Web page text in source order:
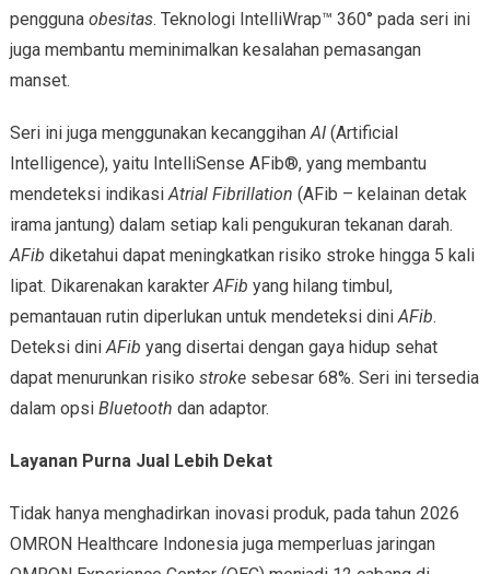
penggunaobesitas. Teknologi IntelliWrap™ 360° pada seri ini
juga membantu meminimalkan kesalahan pemasangan
manset.
Seri ini juga menggunakan kecanggihan AI(Artificial
Intelligence), yaitu IntelliSense AFib®, yang membantu
mendeteksi indikasi Atrial Fibrillation (AFib – kelainan detak
irama jantung) dalam setiap kali pengukuran tekanan darah.
AFib diketahui dapat meningkatkan risiko stroke hingga 5 kali
lipat. Dikarenakan karakter AFib yang hilang timbul,
pemantauan rutin diperlukan untuk mendeteksi dini AFib.
Deteksi dini AFib yang disertai dengan gaya hidup sehat
dapat menurunkan risiko strokesebesar 68%. Seri ini tersedia
dalam opsi Bluetooth dan adaptor.
Layanan Purna Jual Lebih Dekat
Tidak hanya menghadirkan inovasi produk, pada tahun 2026
OMRON Healthcare Indonesia juga memperluas jaringan